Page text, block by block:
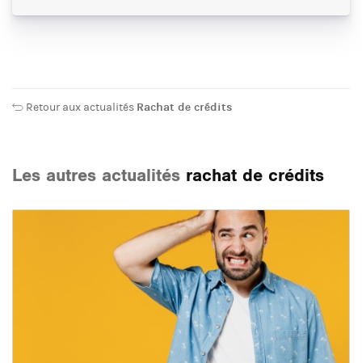
Retour aux actualités Rachat de crédits
Les autres actualités rachat de crédits